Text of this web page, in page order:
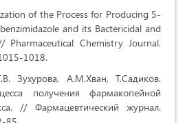
of the Process for Producing 5-
and its Bactericidal and
Pharmaceutical Chemistry Journal.
1018.
Зухурова, А.М.Хван, Т.Садиков.
получения фармакопейной
// Фармацевтический журнал.